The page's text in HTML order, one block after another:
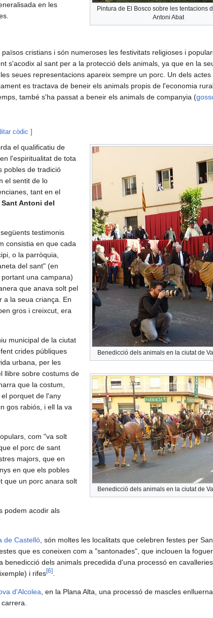
Pintura de El Bosco sobre les tentacions
Antoni Abat
en les
cristians i són numeroses les festivitats religioses i
s'acodix al sant per a la protecció dels animals, ya que en la
seues representacions apareix sempre un porc. Un dels
es tractava de beneir els animals propis de l'economia
també s'ha passat a beneir els animals de companyia (
còdic ]
Benedicció dels animals en la ciutat de
el qualificatiu de
l'espiritualitat de tota
pobles de tradició
el sentit de lo
tant en el
Sant Antoni del
testimonis
consistia en que cada
o la parròquia,
del sant" (en
una campana)
que anava solt pel
a la seua criança. En
gros i creixcut, era
Benedicció dels animals en la ciutat de
municipal de la ciutat
crides públiques
urbana, per les
llibre sobre costums de
que la costum,
el porquet de l'any
gos rabiós, i ell la va
com "va solt
el porc de sant
majors, que en
en que els pobles
que un porc anara solt
podem acodir als
de Castelló, són moltes les localitats que celebren festes per
que es coneixen com a "santonades", que inclouen la
dels animals precedida d'una processó en
i rifes[6].
d'Alcolea, en la Plana Alta, una processó de mascles